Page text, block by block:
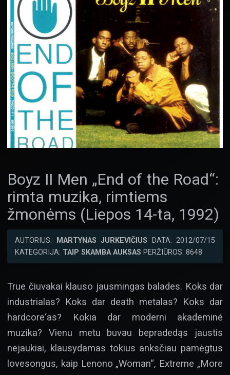
Boyz II Men „End of the Road“:
rimta muzika, rimtiems
žmonėms (Liepos 14-ta, 1992)
AUTORIUS: MARTYNAS JURKEVIČIUS DATA: 2012/07/15
KATEGORIJA: TAIP SKAMBA AUKSAS PERŽIŪROS: 8648
True čiuvakai klauso jausmingas balades. Koks dar
industrialas? Koks dar death metalas? Koks dar
hardcore‘as? Kokia dar moderni akademinė
muzika? Vienu metu buvau bepradedąs jaustis
nejaukiai, klausydamas tokius anksčiau pamėgtus
lovesongus, kaip Lenono „Woman“, Extreme „More